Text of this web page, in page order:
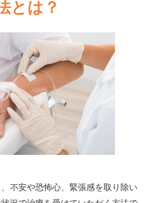
とは？
不安や恐怖⼼、緊張感を取り除い